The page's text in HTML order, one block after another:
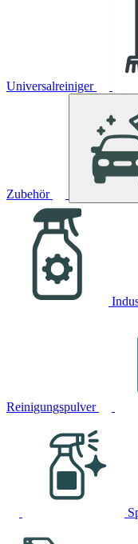
Universalreiniger
Zubehör
Reinigungspulver